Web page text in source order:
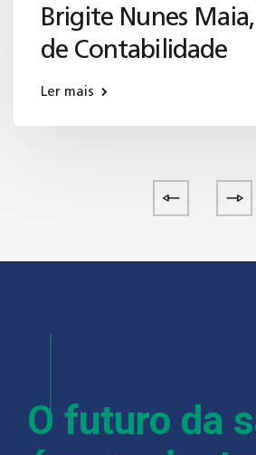
Brigite Nunes
de Contabilidade
Ler mais
O futuro da